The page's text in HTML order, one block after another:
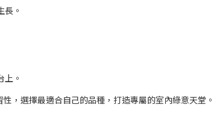
。
。
，選擇最適合自己的品種，打造專屬的室內綠意天堂